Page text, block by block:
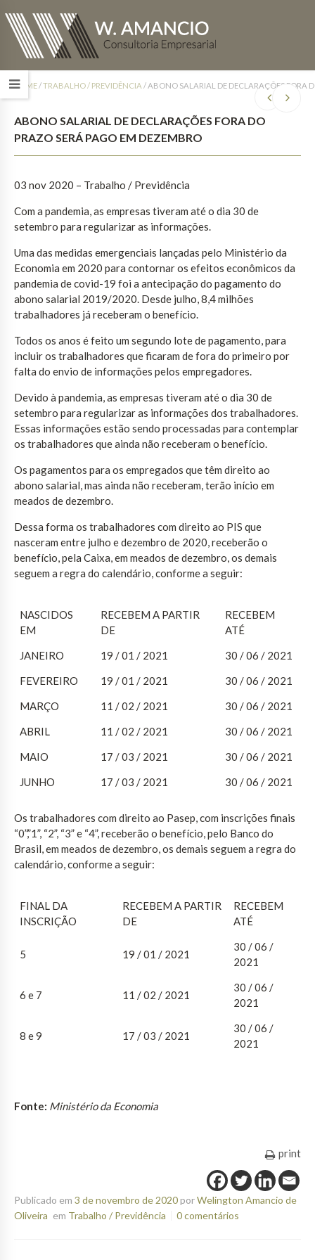
HOME/TRABALHO / PREVIDÊNCIA /ABONO SALARIAL DE DECLARAÇÕES FORA
ABONO SALARIAL DE DECLARAÇÕES FORA DO
PRAZO SERÁ PAGO EM DEZEMBRO
03 nov 2020 – Trabalho / Previdência
Com a pandemia, as empresas tiveram até o dia 30 de
setembro para regularizar as informações.
Uma das medidas emergenciais lançadas pelo Ministério da
Economia em 2020 para contornar os efeitos econômicos da
pandemia de covid-19 foi a antecipação do pagamento do
abono salarial 2019/2020. Desde julho, 8,4 milhões
trabalhadores já receberam o benefício.
Todos os anos é feito um segundo lote de pagamento, para
incluir os trabalhadores que ficaram de fora do primeiro por
falta do envio de informações pelos empregadores.
Devido à pandemia, as empresas tiveram até o dia 30 de
setembro para regularizar as informações dos trabalhadores.
Essas informações estão sendo processadas para contemplar
os trabalhadores que ainda não receberam o benefício.
Os pagamentos para os empregados que têm direito ao
abono salarial, mas ainda não receberam, terão início em
meados de dezembro.
Dessa forma os trabalhadores com direito ao PIS que
nasceram entre julho e dezembro de 2020, receberão o
benefício, pela Caixa, em meados de dezembro, os demais
seguem a regra do calendário, conforme a seguir:
NASCIDOS
EM
RECEBEM A PARTIR
DE
RECEBEM
ATÉ
JANEIRO
19 / 01 / 2021
30 / 06 / 2021
FEVEREIRO
19 / 01 / 2021
30 / 06 / 2021
MARÇO
11 / 02 / 2021
30 / 06 / 2021
ABRIL
11 / 02 / 2021
30 / 06 / 2021
MAIO
17 / 03 / 2021
30 / 06 / 2021
JUNHO
17 / 03 / 2021 30 / 06 / 2021
Os trabalhadores com direito ao Pasep, com inscrições finais
“0”,”1”, “2”, “3” e “4”, receberão o benefício, pelo Banco do
Brasil, em meados de dezembro, os demais seguem a regra do
calendário, conforme a seguir:
FINAL DA
INSCRIÇÃO
RECEBEM A PARTIR
DE
RECEBEM
ATÉ
5 19 / 01 / 2021
30 / 06 /
2021
6 e 7 11 / 02 / 2021
30 / 06 /
2021
8 e 9 17 / 03 / 2021
30 / 06 /
2021
Fonte: Ministério da Economia
print
Publicado em 3 de novembro de 2020porWelington Amancio de
Oliveira em Trabalho / Previdência 0 comentários